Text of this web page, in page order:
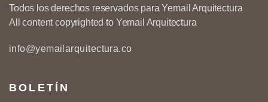
Todos los derechos reservados para Yemail Arquitectura
All content copyrighted to Yemail Arquitectura
info@yemailarquitectura.co
BOLETÍN